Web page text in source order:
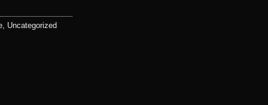
Uncategorized